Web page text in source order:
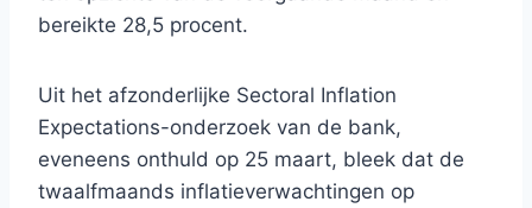
bereikte 28,5 procent.
Uit het afzonderlijke Sectoral Inflation
Expectations-onderzoek van de bank,
eveneens onthuld op 25 maart, bleek dat de
twaalfmaands inflatieverwachtingen op